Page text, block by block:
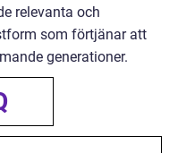
relevanta och
som förtjänar att
generationer.